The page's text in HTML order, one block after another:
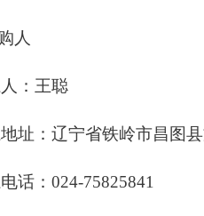
人
：王聪
址：辽宁省铁岭市昌图
话：024-75825841